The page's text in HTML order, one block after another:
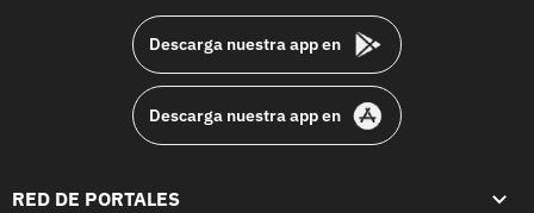
Descarga nuestra app en
Descarga nuestra app en
RED DE PORTALES